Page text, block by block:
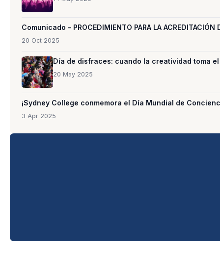
Comunicado – PROCEDIMIENTO PARA LA
20 Oct 2025
Día de disfraces: cuando la creatividad toma
20 May 2025
¡Sydney College conmemora el Día Mundial de
3 Apr 2025